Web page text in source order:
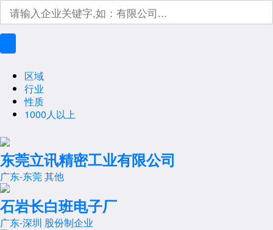
区域
行业
性质
1000人以上
东莞立讯精密工业有限公司
广东-东莞其他
石岩长白班电子厂
广东-深圳 股份制企业